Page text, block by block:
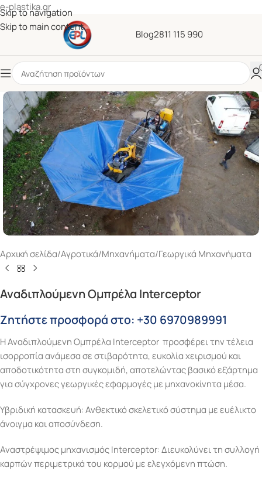
e-plastika.gr
Skip to navigation
Skip to main content
Blog2811 115 990
Αρχική σελίδα/Αγροτικά/Μηχανήματα/Γεωργικά Μηχανήματα
Αναδιπλούμενη Ομπρέλα Interceptor
Ζητήστε προσφορά στο: +30 6970989991
Η Αναδιπλούμενη Ομπρέλα Interceptor προσφέρει την τέλεια
ισορροπία ανάμεσα σε στιβαρότητα, ευκολία χειρισμού και
αποδοτικότητα στη συγκομιδή, αποτελώντας βασικό εξάρτημα
για σύγχρονες γεωργικές εφαρμογές με μηχανοκίνητα μέσα.
Υβριδική κατασκευή: Ανθεκτικό σκελετικό σύστημα με ευέλικτο
άνοιγμα και αποσύνδεση.
Αναστρέψιμος μηχανισμός Interceptor: Διευκολύνει τη συλλογή
καρπών περιμετρικά του κορμού με ελεγχόμενη πτώση.